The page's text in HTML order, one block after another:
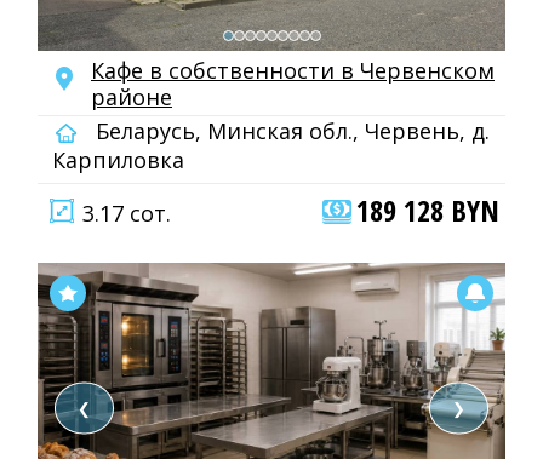
Кафе в собственности в Червенском
районе
Беларусь, Минская обл., Червень, д.
Карпиловка
3.17 сот.
189 128 BYN
❮ ❯